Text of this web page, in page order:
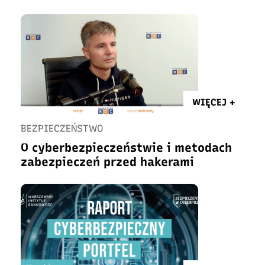
WIĘCEJ +
BEZPIECZEŃSTWO
O cyberbezpieczeństwie i metodach
zabezpieczeń przed hakerami